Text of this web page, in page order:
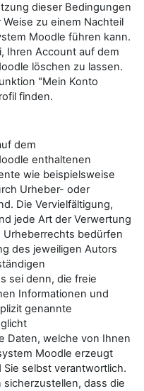
dieser Bedingungen
zu einem Nachteil
Moodle führen kann.
Ihren Account auf dem
löschen zu lassen.
"Mein Konto
finden.
dem
enthaltenen
wie beispielsweise
Urheber- oder
Die Vervielfältigung,
jede Art der Verwertung
Urheberrechts bedürfen
des jeweiligen Autors
sei denn, die freie
Informationen und
genannte
Daten, welche von Ihnen
Moodle erzeugt
selbst verantwortlich.
dass die